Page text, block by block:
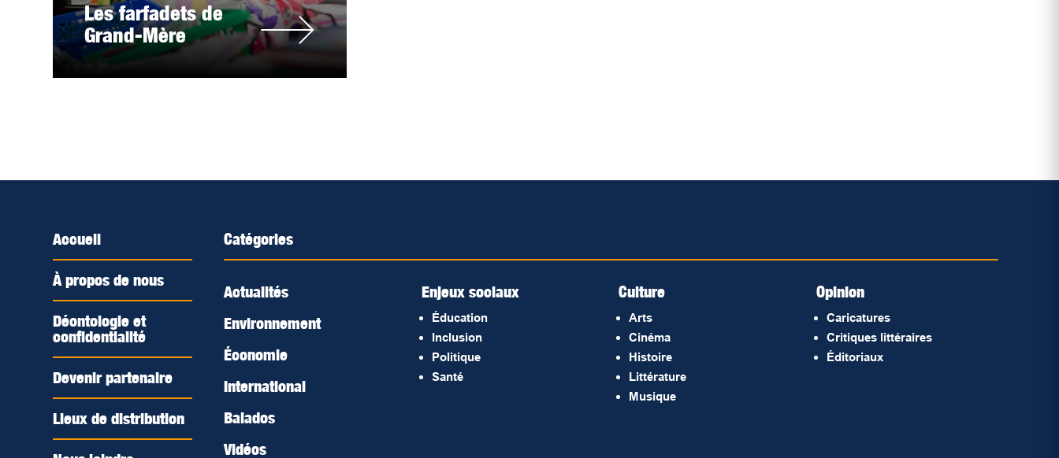
Les farfadets de
Grand-Mère
Accueil
À propos de nous
Déontologie et
confidentialité
Devenir partenaire
Lieux de distribution
Catégories
Actualités
Environnement
Économie
International
Balados
Vidéos
Enjeux sociaux
Éducation
Inclusion
Politique
Santé
Culture
Arts
Cinéma
Histoire
Littérature
Musique
Opinion
Caricatures
Critiques littéraires
Éditoriaux